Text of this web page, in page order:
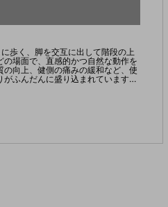
ャラリー
歩く、脚を交互に出して階段の上
場面で、直感的かつ自然な動作を
向上、健側の痛みの緩和など、使
ふんだんに盛り込まれています。
場面などはGenium X3の腕の見せ